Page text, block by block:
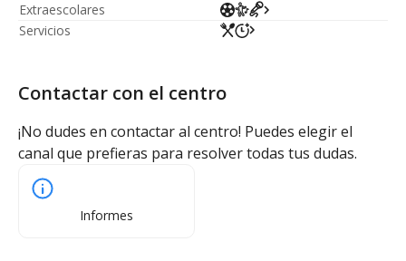
Extraescolares
Servicios
Contactar con el centro
¡No dudes en contactar al centro! Puedes elegir el
canal que prefieras para resolver todas tus dudas.
Informes